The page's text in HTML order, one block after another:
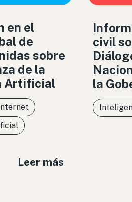
en el
de
sobre
de la
Artificial
Leer más
civil
la